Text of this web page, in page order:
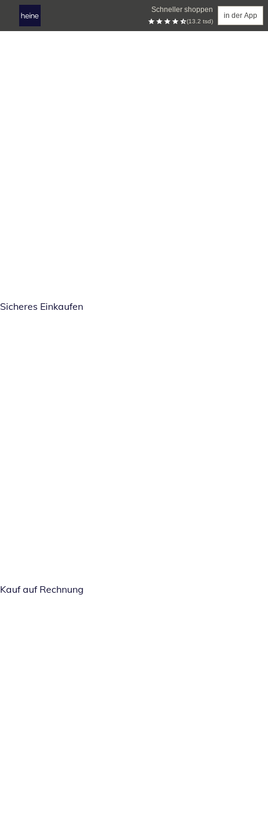
Schneller shoppen
(13.2 tsd)
in der App
Sicheres Einkaufen
Kauf auf Rechnung